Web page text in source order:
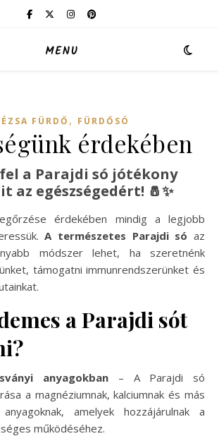
MENU
FÜRDŐ , FÜRDŐSÓ
érdekében
az egészségedért! 🧂✨
érdekében mindig a legjobb
A természetes Parajdi só az
módszer lehet, ha szeretnénk
támogatni immunrendszerünket és
a Parajdi sót
anyagokban – A Parajdi só
a magnéziumnak, kalciumnak és más
amelyek hozzájárulnak a
működéséhez.